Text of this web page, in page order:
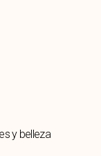
y belleza